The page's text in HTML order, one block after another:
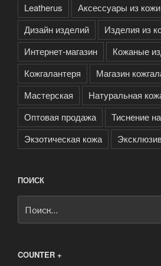
Leatherus Аксессуары из кожи
Дизайн изделий
Изделия из
Интернет-магазин
Кожаные
Кожгалантеря
Магазин
Мастерская
Натуральная
Оптовая продажа
Тиснение
Экзотическая кожа
ПОИСК
COUNTER +